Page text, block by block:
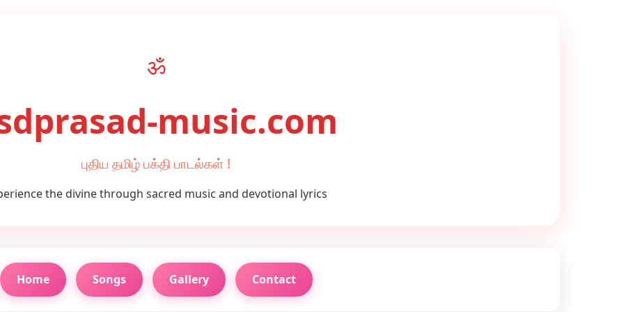
ॐ
music.com
புதிய தமிழ் பக்தி பாடல்கள் !
the divine through sacred music and devotional lyrics
Home Songs Gallery Contact